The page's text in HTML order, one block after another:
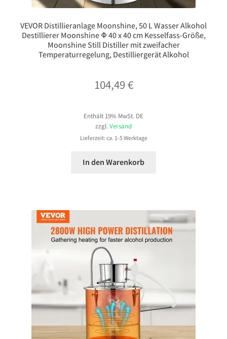
VEVOR Distillieranlage Moonshine, 50 L Wasser Alkohol
Destillierer Moonshine Φ 40 x 40 cm Kesselfass-Größe,
Moonshine Still Distiller mit zweifacher
Temperaturregelung, Destilliergerät Alkohol
104,49€
Enthält 19% MwSt. DE
zzgl. Versand
Lieferzeit: ca. 1-5 Werktage
In den Warenkorb